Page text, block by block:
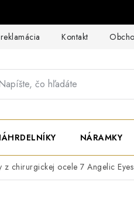
Kontakt
NÁRAMKY
z chirurgickej ocele 7 Angelic Eyes